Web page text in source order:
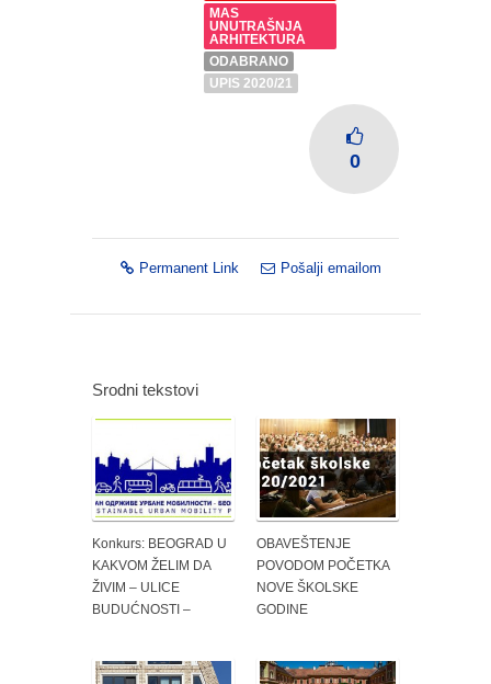
MAS
UNUTRAŠNJA
ARHITEKTURA
ODABRANO
UPIS 2020/21
0
Permanent Link Pošalji emailom
Srodni tekstovi
Konkurs: BEOGRAD U
KAKVOM ŽELIM DA
ŽIVIM – ULICE
BUDUĆNOSTI –
OBAVEŠTENJE
POVODOM POČETKA
NOVE ŠKOLSKE
GODINE